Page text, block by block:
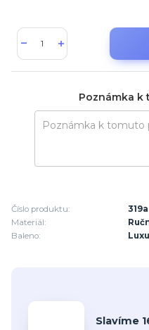
Poznámka k
Číslo produktu:
319a
Materiál:
Baleno:
Slavíme